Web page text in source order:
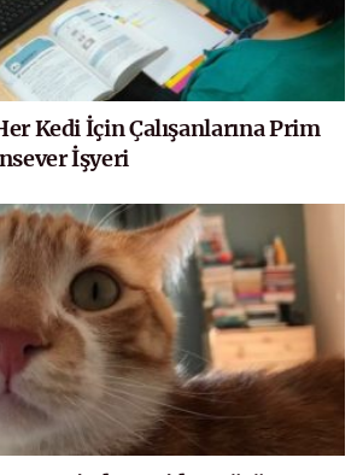
Kedi İçin Çalışanlarına Prim
İşyeri